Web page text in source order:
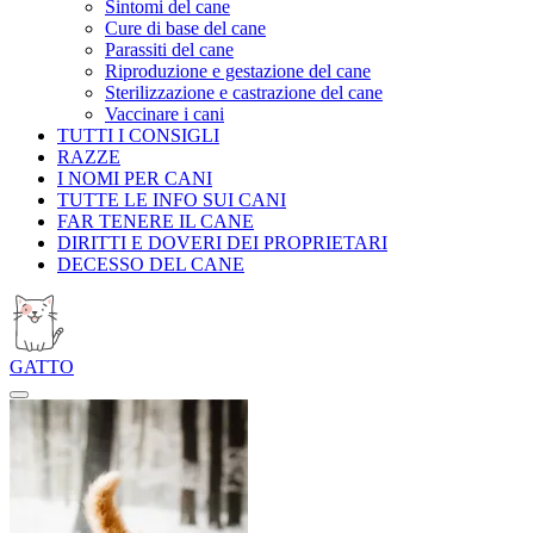
Sintomi del cane
Cure di base del cane
Parassiti del cane
Riproduzione e gestazione del cane
Sterilizzazione e castrazione del cane
Vaccinare i cani
TUTTI I CONSIGLI
RAZZE
I NOMI PER CANI
TUTTE LE INFO SUI CANI
FAR TENERE IL CANE
DIRITTI E DOVERI DEI PROPRIETARI
DECESSO DEL CANE
GATTO